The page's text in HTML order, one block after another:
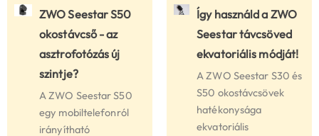
ZWO Seestar S50
okostávcső - az
asztrofotózás új
szintje?
A ZWO Seestar S50
egy mobiltelefonról
irányítható
Így használd a ZWO
Seestar távcsöved
ekvatoriális módját!
A ZWO Seestar S30 és
S50 okostávcsövek
hatékonysága
ekvatoriális